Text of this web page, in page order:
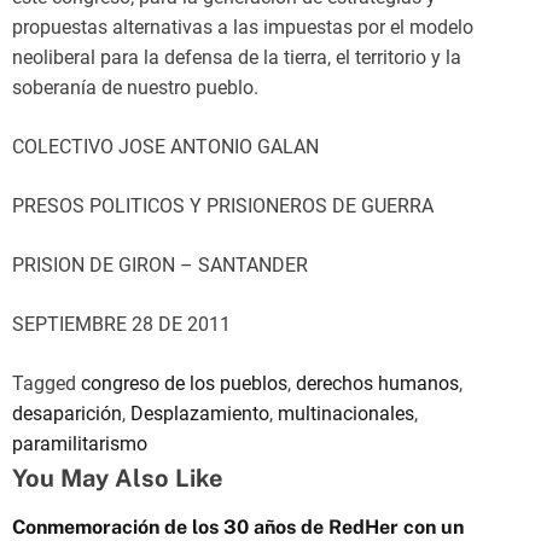
propuestas alternativas a las impuestas por el modelo
neoliberal para la defensa de la tierra, el territorio y la
soberanía de nuestro pueblo.
COLECTIVO JOSE ANTONIO GALAN
PRESOS POLITICOS Y PRISIONEROS DE GUERRA
PRISION DE GIRON – SANTANDER
SEPTIEMBRE 28 DE 2011
Tagged congreso de los pueblos, derechos humanos,
desaparición, Desplazamiento, multinacionales,
paramilitarismo
You May Also Like
Conmemoración de los 30 años de RedHer con un